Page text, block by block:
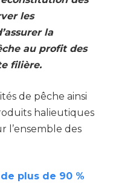
les
la
au profit des
filière.
de pêche ainsi
halieutiques
l’ensemble des
plus de 90 %